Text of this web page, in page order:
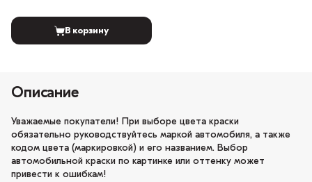
В корзину
Описание
Уважаемые покупатели! При выборе цвета краски
обязательно руководствуйтесь маркой автомобиля, а также
кодом цвета (маркировкой) и его названием. Выбор
автомобильной краски по картинке или оттенку может
привести к ошибкам!